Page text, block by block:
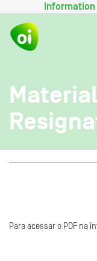
Information
Para acessar o PDF na